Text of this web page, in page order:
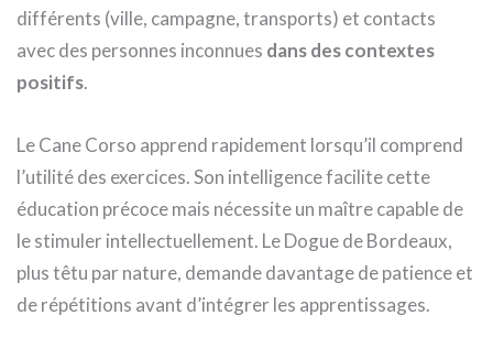
différents (ville, campagne, transports) et contacts
avec des personnes inconnues dans des contextes
positifs.
Le Cane Corso apprend rapidement lorsqu’il comprend
l’utilité des exercices. Son intelligence facilite cette
éducation précoce mais nécessite un maître capable de
le stimuler intellectuellement. Le Dogue de Bordeaux,
plus têtu par nature, demande davantage de patience et
de répétitions avant d’intégrer les apprentissages.